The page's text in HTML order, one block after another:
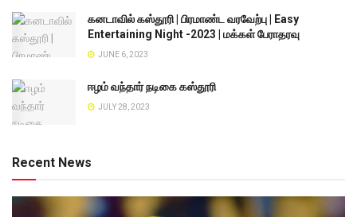
கனடாவில் கஸ்தூரி | பிரமாண்ட வரவேற்பு | Easy
Entertaining Night -2023 | மக்கள் பேராதரவு
JUNE 6, 2023
ஈழம் வந்தார் நடிகை கஸ்தூரி
JULY 28, 2023
Recent News